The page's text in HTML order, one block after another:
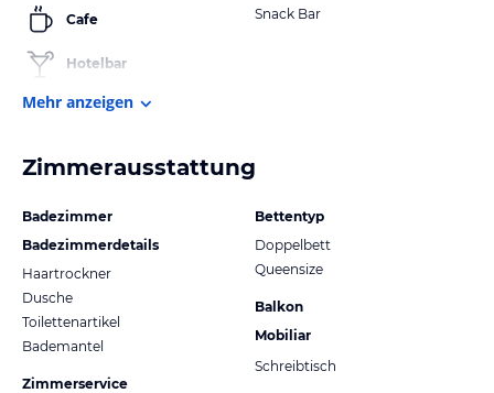
Cafe
Hotelbar
Snack Bar
Mehr anzeigen
Zimmerausstattung
Badezimmer
Badezimmerdetails
Haartrockner
Dusche
Toilettenartikel
Bademantel
Zimmerservice
Bettentyp
Doppelbett
Queensize
Balkon
Mobiliar
Schreibtisch